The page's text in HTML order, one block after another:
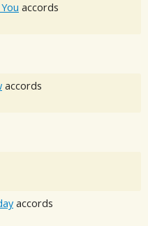
accords
accords
accords